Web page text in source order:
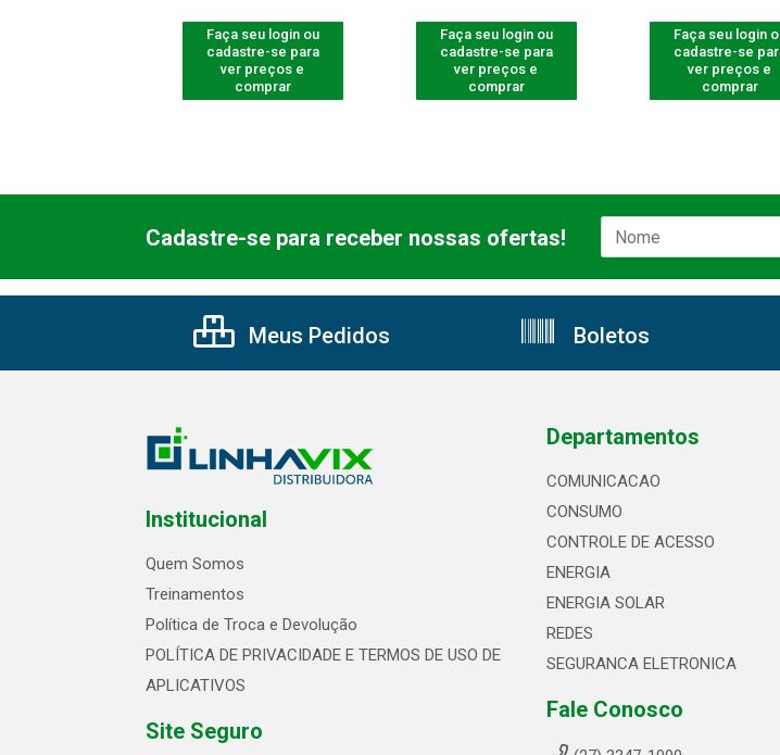
Faça seu login ou
cadastre-se para
ver preços e
comprar
Faça seu login ou
cadastre-se para
ver preços e
comprar
Faça seu login
cadastre-se
ver preços e
comprar
Cadastre-se para receber nossas ofertas!
Meus Pedidos Boletos
Institucional
Quem Somos
Treinamentos
Política de Troca e Devolução
POLÍTICA DE PRIVACIDADE E TERMOS DE USO DE
APLICATIVOS
Site Seguro
Departamentos
COMUNICACAO
CONSUMO
CONTROLE DE ACESSO
ENERGIA
ENERGIA SOLAR
REDES
SEGURANCA ELETRONICA
Fale Conosco